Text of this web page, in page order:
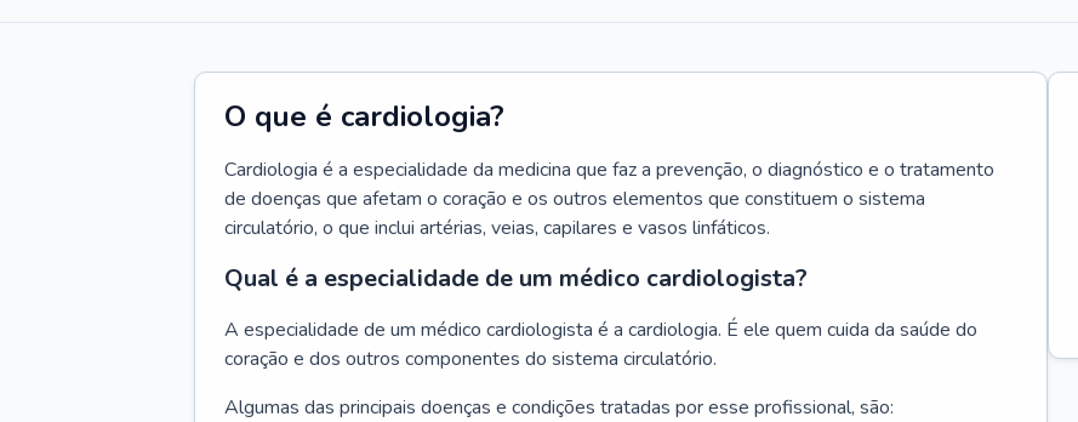
O que é cardiologia?
Cardiologia é a especialidade da medicina que faz a prevenção, o diagnóstico e o tratamento
de doenças que afetam o coração e os outros elementos que constituem o sistema
circulatório, o que inclui artérias, veias, capilares e vasos linfáticos.
Qual é a especialidade de um médico cardiologista?
A especialidade de um médico cardiologista é a cardiologia. É ele quem cuida da saúde do
coração e dos outros componentes do sistema circulatório.
Algumas das principais doenças e condições tratadas por esse profissional, são: